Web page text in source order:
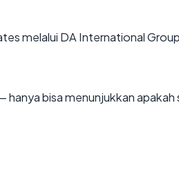
melalui DA International
bisa menunjukkan apakah